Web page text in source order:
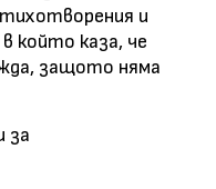
и
който каза, че
защото няма
за